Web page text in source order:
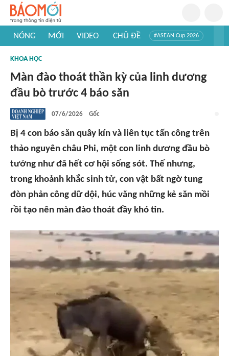
NÓNG MỚI VIDEO CHỦ ĐỀ #ASEAN Cup 2026
#Khám phá thế giới
KHOA HỌC
Màn đào thoát thần kỳ của linh dương
đầu bò trước 4 báo săn
07/6/2026 Gốc
Bị 4 con báo săn quây kín và liên tục tấn công trên
thảo nguyên châu Phi, một con linh dương đầu bò
tưởng như đã hết cơ hội sống sót. Thế nhưng,
trong khoảnh khắc sinh tử, con vật bất ngờ tung
đòn phản công dữ dội, húc văng những kẻ săn mồi
rồi tạo nên màn đào thoát đầy khó tin.